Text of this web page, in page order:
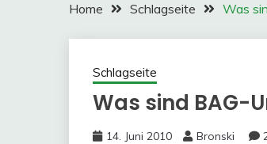
Home Schlagseite Was
Schlagseite
Was sind BAG-
14. Juni 2010 Bronski